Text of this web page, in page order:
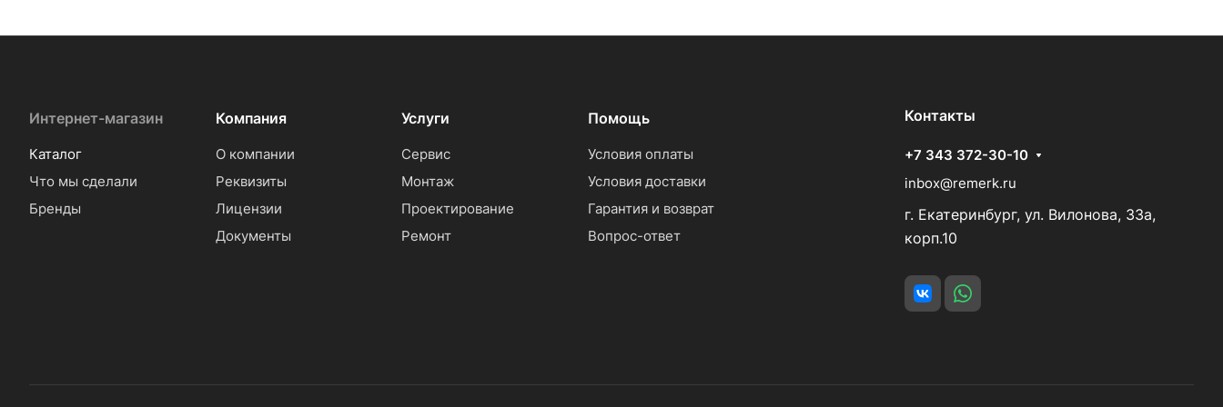
Интернет-магазин
Каталог
Что мы сделали
Бренды
Компания
О компании
Реквизиты
Лицензии
Документы
Услуги
Сервис
Монтаж
Проектирование
Ремонт
Помощь
Условия оплаты
Условия доставки
Гарантия и возврат
Вопрос-ответ
Контакты
+7 343 372-30-10
inbox@remerk.ru
г. Екатеринбург, ул. Вилонова, 33а,
корп.10